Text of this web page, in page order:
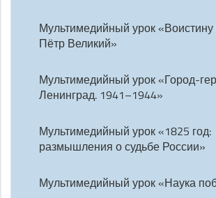
Мультимедийный урок
Пётр Великий»
Мультимедийный урок «Город-
Ленинград. 1941–1944»
Мультимедийный урок «1825 год:
размышления о судьбе России»
Мультимедийный урок «Наука